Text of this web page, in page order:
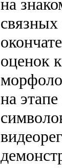
на
оценок
на